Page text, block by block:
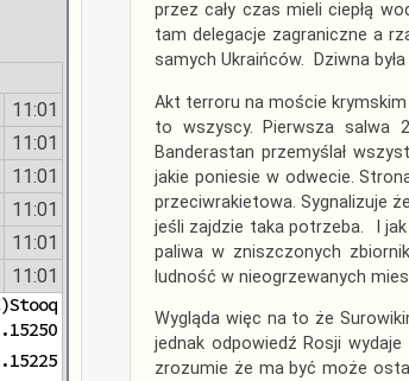
przez cały czas mieli ciepłą
tam delegacje zagraniczne a
samych Ukraińców. Dziwna
Akt terroru na moście krymskim
to wszyscy. Pierwsza salwa
Banderastan przemyślał
jakie poniesie w odwecie.
przeciwrakietowa. Sygnalizuje
jeśli zajdzie taka potrzeba. I
paliwa w zniszczonych
ludność w nieogrzewanych
Wygląda więc na to że
jednak odpowiedź Rosji
zrozumie że ma być może
11:01
11:01
11:01
11:01
11:01
11:01